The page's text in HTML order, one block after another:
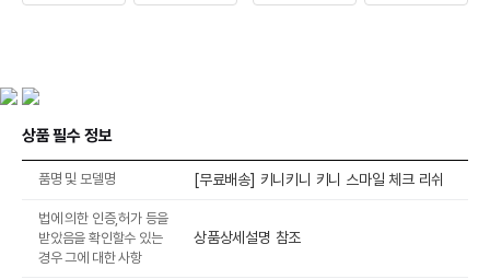
상품 필수 정보
품명 및 모델명 [무료배송] 키니키니 키니 스마일 체크 리쉬
법에 의한 인증,허가 등을
받았음을 확인할수 있는
경우 그에 대한 사항
상품상세설명 참조